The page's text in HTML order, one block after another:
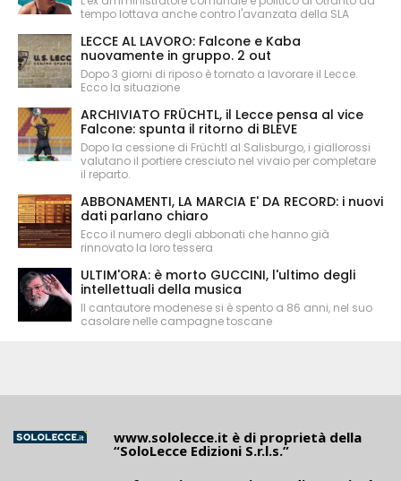
tempo lottava anche contro l'avanzata della SLA
LECCE AL LAVORO: Falcone e Kaba
nuovamente in gruppo. 2 out
Dopo 3 giorni di riposo è tornato a lavorare il Lecce.
Ecco la situazione
ARCHIVIATO FRÜCHTL, il Lecce pensa al vice
Falcone: spunta il ritorno di BLEVE
Dopo la cessione di Früchtl al Salisburgo, i giallorossi
valutano il portiere cresciuto nel vivaio per completare
il reparto.
ABBONAMENTI, LA MARCIA E' DA RECORD: i nuovi
dati parlano chiaro
Ecco il numero degli abbonati che hanno già
rinnovato la loro tessera
ULTIM'ORA: è morto GUCCINI, l'ultimo degli
intellettuali della musica
Il cantautore modenese si è spento a 86 anni, nel suo
casolare nelle campagne toscane
www.sololecce.it è di proprietà della
“SoloLecce Edizioni S.r.l.s.”